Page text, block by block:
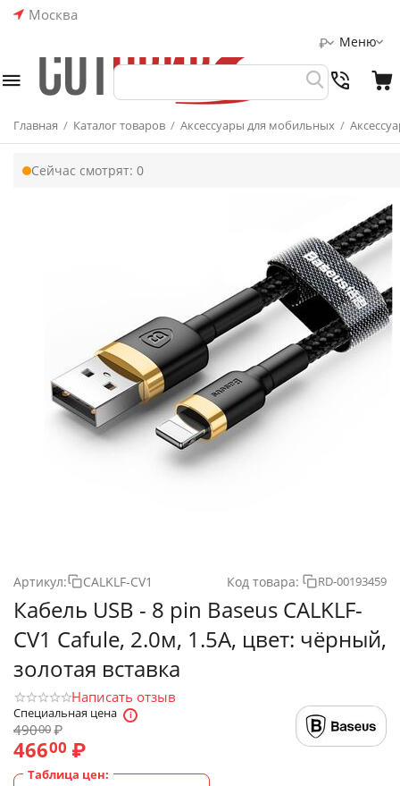
Москва
Меню
₽
Главная / Каталог товаров / Аксессуары для мобильных /
Сейчас смотрят: 0
Артикул: CALKLF-CV1 Код товара: RD-00193459
Кабель USB - 8 pin Baseus CALKLF-
CV1 Cafule, 2.0м, 1.5A, цвет: чёрный,
золотая вставка
Написать отзыв
Специальная цена
49000₽
46600 ₽
Таблица цен: